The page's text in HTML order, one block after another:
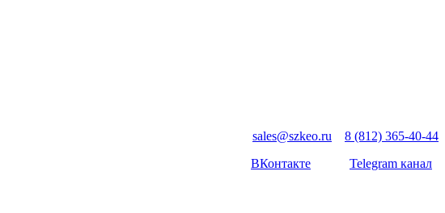
sales@szkeo.ru
8 (812) 365-40-44
ВКонтакте
Telegram канал